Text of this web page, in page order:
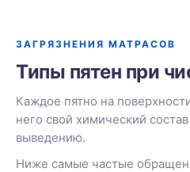
ЗАГРЯЗНЕНИЯ МАТРАСОВ
Типы пятен при
Каждое пятно на
него свой химический
выведению.
Ниже самые частые